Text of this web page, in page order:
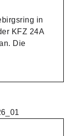
in
KFZ 24A
Die